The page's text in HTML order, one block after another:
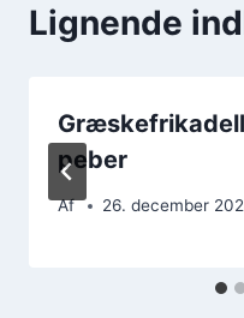
Lignende
peber
Af 26. december